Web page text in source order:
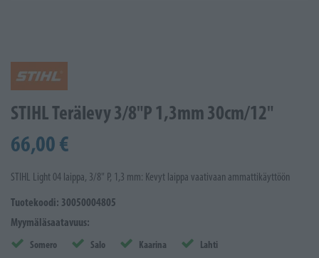
STIHL Terälevy 3/8"P 1,3mm 30cm/12"
66,00 €
STIHL Light 04 laippa, 3/8" P, 1,3 mm: Kevyt laippa vaativaan ammattikäyttöön
Tuotekoodi: 30050004805
Myymäläsaatavuus:
Somero Salo Kaarina
Lahti